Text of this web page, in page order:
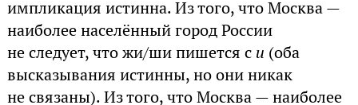
импликация истинна. Из того, что Москва —
наиболее населённый город России
не следует, что жи/ши пишется с и (оба
высказывания истинны, но они никак
не связаны). Из того, что Москва — наиболее